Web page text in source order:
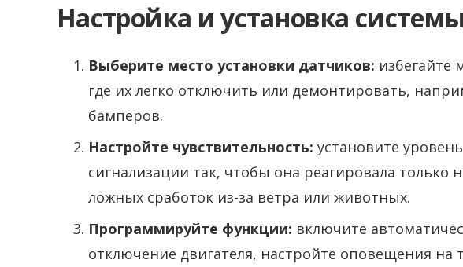
Настройка и установка системы
Выберите место установки датчиков: избегайте
где их легко отключить или демонтировать,
бамперов.
Настройте чувствительность: установите
сигнализации так, чтобы она реагировала только
ложных сработок из-за ветра или животных.
Программируйте функции: включите
отключение двигателя, настройте оповещения на